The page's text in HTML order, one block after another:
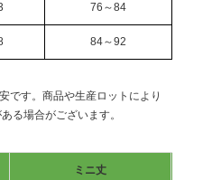
76～84
84～92
です。商品や生産ロットにより
る場合がございます。
ミニ丈